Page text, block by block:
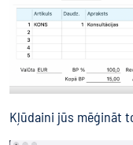
Kļūdaini jūs mēģināt